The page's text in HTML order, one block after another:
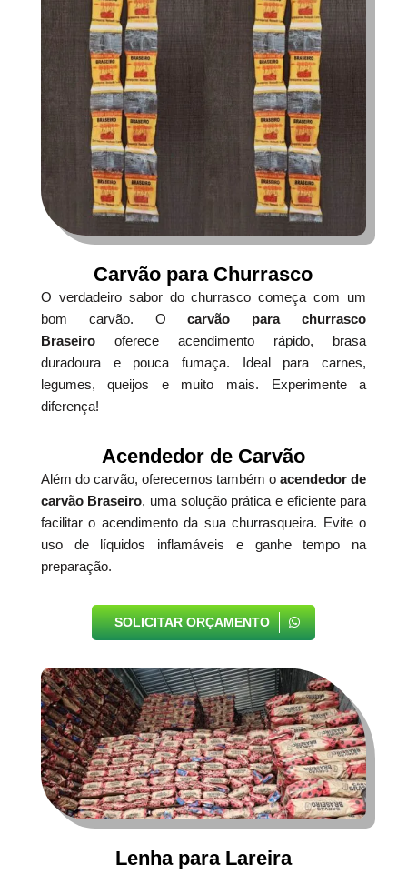
Carvão para Churrasco
O verdadeiro sabor do churrasco começa com um
bom carvão. Ocarvão para churrasco
Braseirooferece acendimento rápido, brasa
duradoura e pouca fumaça. Ideal para carnes,
legumes, queijos e muito mais. Experimente a
diferença!
Acendedor de Carvão
Além do carvão, oferecemos também oacendedor de
carvão Braseiro, uma solução prática e eficiente para
facilitar o acendimento da sua churrasqueira. Evite o
uso de líquidos inflamáveis e ganhe tempo na
preparação.
SOLICITAR ORÇAMENTO
Lenha para Lareira